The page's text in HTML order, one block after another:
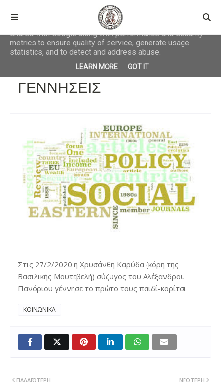
ΓΕΝΝΗΣΕΙΣ
Στις 27/2/2020 η Χρυσάνθη Καρύδα (κόρη της
Βασιλικής Μουτεβελή) σύζυγος του Αλέξανδρου
Πανόριου γέννησε το πρώτο τους παιδί-κορίτσι
ΚΟΙΝΩΝΙΚΑ
ΝΕΌΤΕΡΗ
ΠΑΛΑΙΌΤΕΡΗ
This site uses cookies from Google to deliver its services
and to analyze traffic. Your IP address and user-agent are
shared with Google along with performance and security
metrics to ensure quality of service, generate usage
statistics, and to detect and address abuse.
LEARN MORE GOT IT